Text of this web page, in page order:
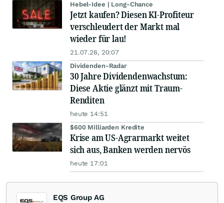
Hebel-Idee | Long-Chance
Jetzt kaufen? Diesen KI-Profiteur
verschleudert der Markt mal
wieder für lau!
21.07.26, 20:07
Dividenden-Radar
30 Jahre Dividendenwachstum:
Diese Aktie glänzt mit Traum-
Renditen
heute 14:51
$600 Milliarden Kredite
Krise am US-Agrarmarkt weitet
sich aus, Banken werden nervös
heute 17:01
EQS Group AG